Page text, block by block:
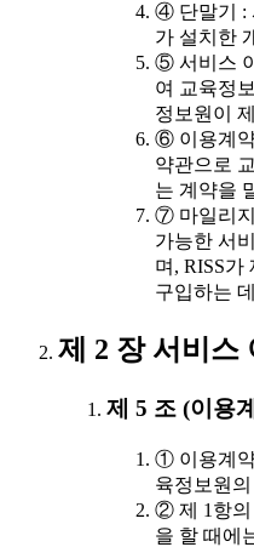
④ 단말기 :
가 설치한
⑤ 서비스
여 교육정
정보원이
⑥ 이용계약
약관으로
는 계약을
⑦ 마일리지
가능한 서
며, RISS가
구입하는
제 2 장 서비스
제 5 조 (이용
① 이용계
육정보원
② 제 1항의
을 할 때에